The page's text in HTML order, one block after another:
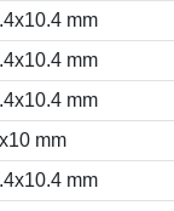
mm
mm
mm
mm
mm